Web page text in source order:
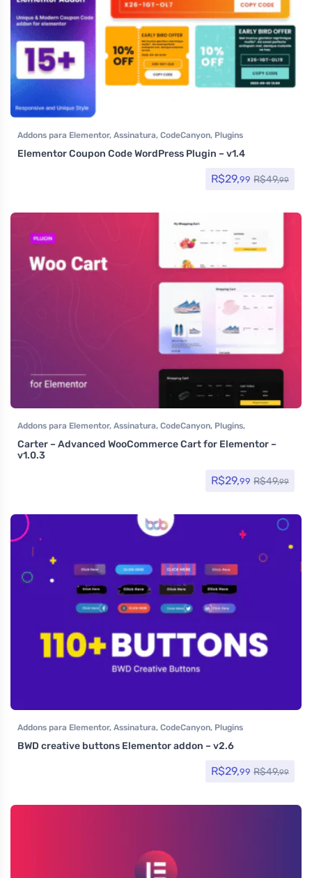
Addons para Elementor, Assinatura, CodeCanyon, Plugins
Elementor Coupon Code WordPress Plugin – v1.4
R$29,99 R$49,99
Addons para Elementor, Assinatura, CodeCanyon, Plugins,
Woocommerce
Carter – Advanced WooCommerce Cart for Elementor –
v1.0.3
R$29,99 R$49,99
Addons para Elementor, Assinatura, CodeCanyon, Plugins
BWD creative buttons Elementor addon – v2.6
R$29,99 R$49,99